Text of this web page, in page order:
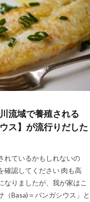
流域で養殖される
ス】が流行りだした
れているかもしれないの
確認してください 肉も高
なりましたが、我が家はこ
（Basa)＝バンガシウス」と